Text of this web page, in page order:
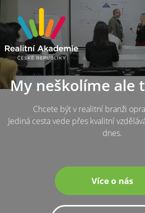
My neškolíme ale
Chcete být v realitní branži
Jediná cesta vede přes kvalitní
dnes.
Více o nás